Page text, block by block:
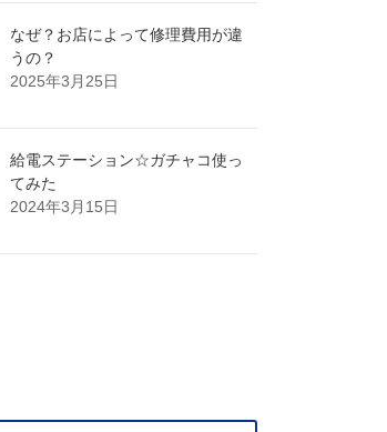
なぜ？お店によって修理費用が違
うの？
2025年3月25日
給電ステーション☆ガチャコ使っ
てみた
2024年3月15日